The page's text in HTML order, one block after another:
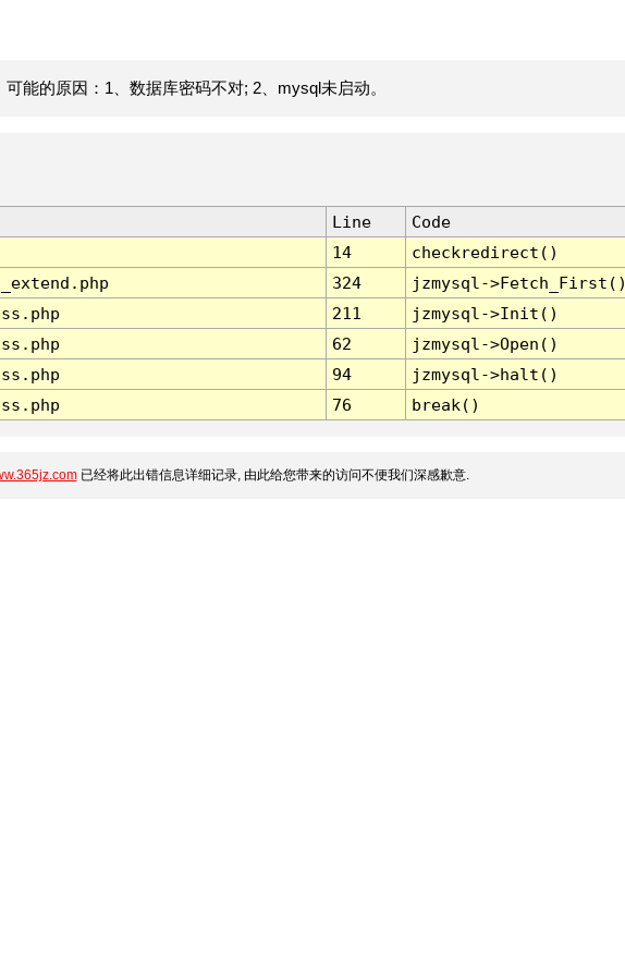
能的原因：1、数据库密码不对; 2、mysql未启动。
Line
Code
14
checkredirect()
324
jzmysql-
211
jzmysql->Init()
62
jzmysql->Open()
94
jzmysql->halt()
76 break()
已经将此出错信息详细记录, 由此给您带来的访问不便我们深感歉意.